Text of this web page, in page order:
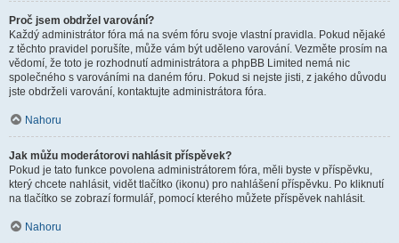
Proč jsem obdržel varování?
Každý administrátor fóra má na svém fóru svoje vlastní pravidla. Pokud nějaké
z těchto pravidel porušíte, může vám být uděleno varování. Vezměte prosím na
vědomí, že toto je rozhodnutí administrátora a phpBB Limited nemá nic
společného s varováními na daném fóru. Pokud si nejste jisti, z jakého důvodu
jste obdrželi varování, kontaktujte administrátora fóra.
Nahoru
Jak můžu moderátorovi nahlásit příspěvek?
Pokud je tato funkce povolena administrátorem fóra, měli byste v příspěvku,
který chcete nahlásit, vidět tlačítko (ikonu) pro nahlášení příspěvku. Po kliknutí
na tlačítko se zobrazí formulář, pomocí kterého můžete příspěvek nahlásit.
Nahoru